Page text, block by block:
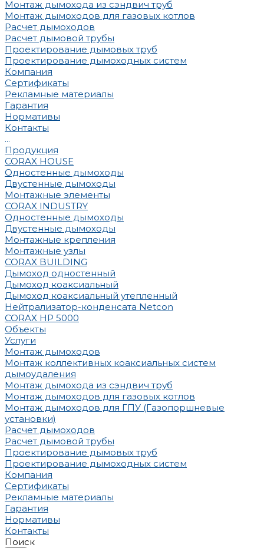
Монтаж дымохода из сэндвич труб
Монтаж дымоходов для газовых котлов
Расчет дымоходов
Расчет дымовой трубы
Проектирование дымовых труб
Проектирование дымоходных систем
Компания
Сертификаты
Рекламные материалы
Гарантия
Нормативы
Контакты
...
Продукция
CORAX HOUSE
Одностенные дымоходы
Двустенные дымоходы
Монтажные элементы
CORAX INDUSTRY
Одностенные дымоходы
Двустенные дымоходы
Монтажные крепления
Монтажные узлы
CORAX BUILDING
Дымоход одностенный
Дымоход коаксиальный
Дымоход коаксиальный утепленный
Нейтрализатор-конденсата Netcon
CORAX HP 5000
Объекты
Услуги
Монтаж дымоходов
Монтаж коллективных коаксиальных систем
дымоудаления
Монтаж дымохода из сэндвич труб
Монтаж дымоходов для газовых котлов
Монтаж дымоходов для ГПУ (Газопоршневые
установки)
Расчет дымоходов
Расчет дымовой трубы
Проектирование дымовых труб
Проектирование дымоходных систем
Компания
Сертификаты
Рекламные материалы
Гарантия
Нормативы
Контакты
Поиск